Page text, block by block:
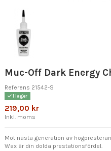
Muc-Off Dark Energy
Referens 21542-S
I lager
219,00 kr
Inkl. moms
Möt nästa generation av
Wax är din dolda prestationsfördel.